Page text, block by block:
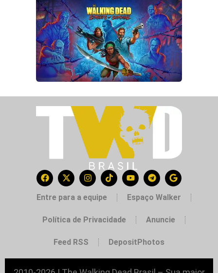
Entre para a equipe Espaço Walker
Política de Privacidade Anuncie
Feed RSS DepositPhotos